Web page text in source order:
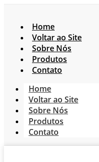
Home
Voltar ao Site
Sobre Nós
Produtos
Contato
Home
Voltar ao Site
Sobre Nós
Produtos
Contato